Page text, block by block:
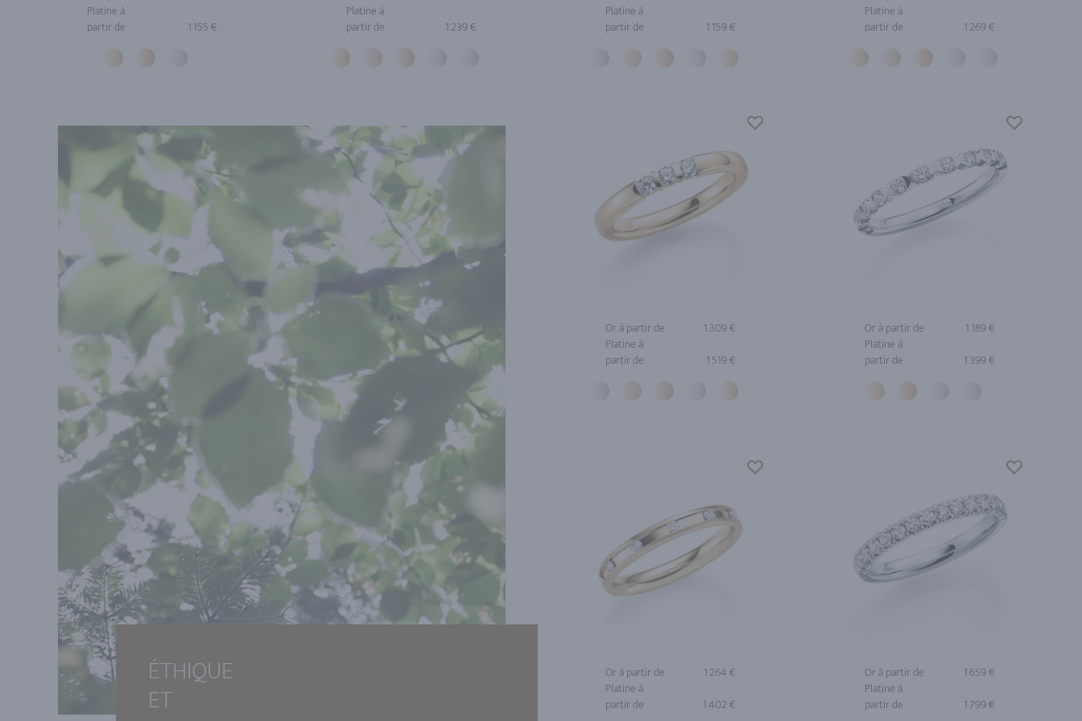
Platine à
partir de
1 155 €
Platine à
partir de
1 239 €
Platine à
partir de
1 159 €
Platine à
partir de
1 269 €
ÉTHIQUE
ET
Or à partir de
1 309 €
Platine à
partir de
1 519 €
Or à partir de
1 189 €
Platine à
partir de
1 399 €
Or à partir de
1 264 €
Platine à
partir de
1 402 €
Or à partir de
1 659 €
Platine à
partir de
1 799 €